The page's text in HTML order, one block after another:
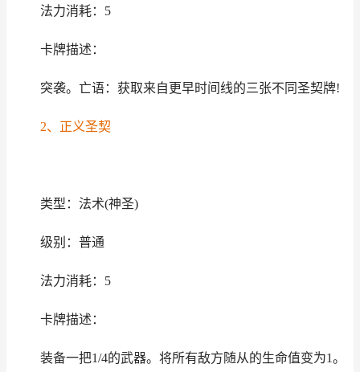
法力消耗：5
卡牌描述：
突袭。亡语：获取来自更早时间线的三张不同圣契牌!
2、正义圣契
类型：法术(神圣)
级别：普通
法力消耗：5
卡牌描述：
装备一把1/4的武器。将所有敌方随从的生命值变为1。